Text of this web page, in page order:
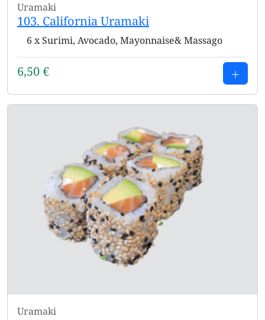
Uramaki
103. California Uramaki
6 x Surimi, Avocado, Mayonnaise& Massago
6,50€
Uramaki